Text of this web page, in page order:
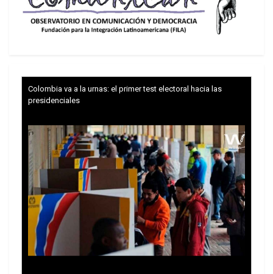
Colombia va a la urnas: el primer test electoral hacia las
presidenciales